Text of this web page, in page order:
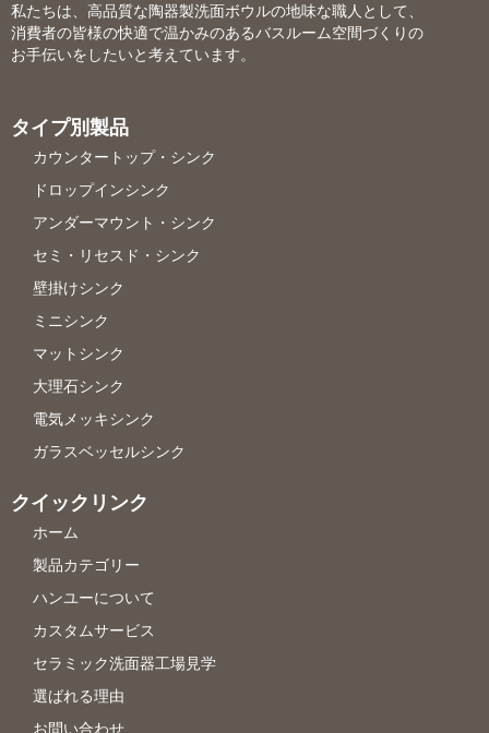
私たちは、高品質な陶器製洗面ボウルの地味な職人として、
消費者の皆様の快適で温かみのあるバスルーム空間づくりの
お手伝いをしたいと考えています。
タイプ別製品
カウンタートップ・シンク
ドロップインシンク
アンダーマウント・シンク
セミ・リセスド・シンク
壁掛けシンク
ミニシンク
マットシンク
大理石シンク
電気メッキシンク
ガラスベッセルシンク
クイックリンク
ホーム
製品カテゴリー
ハンユーについて
カスタムサービス
セラミック洗面器工場見学
選ばれる理由
お問い合わせ